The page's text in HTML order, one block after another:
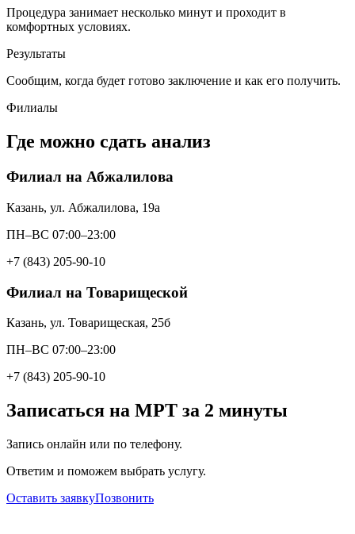
Процедура занимает несколько минут и проходит в
комфортных условиях.
Результаты
Сообщим, когда будет готово заключение и как его получить.
Филиалы
Где можно сдать анализ
Филиал на Абжалилова
Казань, ул. Абжалилова, 19а
ПН–ВС 07:00–23:00
+7 (843) 205-90-10
Филиал на Товарищеской
Казань, ул. Товарищеская, 25б
ПН–ВС 07:00–23:00
+7 (843) 205-90-10
Записаться на МРТ за 2 минуты
Запись онлайн или по телефону.
Ответим и поможем выбрать услугу.
Оставить заявкуПозвонить